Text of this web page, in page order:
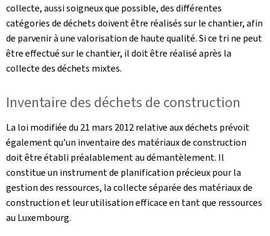
collecte, aussi soigneux que possible, des différentes
catégories de déchets doivent être réalisés sur le chantier, afin
de parvenir à une valorisation de haute qualité. Si ce tri ne peut
être effectué sur le chantier, il doit être réalisé après la
collecte des déchets mixtes.
Inventaire des déchets de construction
La loi modifiée du 21 mars 2012 relative aux déchets prévoit
également qu’un inventaire des matériaux de construction
doit être établi préalablement au démantèlement. Il
constitue un instrument de planification précieux pour la
gestion des ressources, la collecte séparée des matériaux de
construction et leur utilisation efficace en tant que ressources
au Luxembourg.